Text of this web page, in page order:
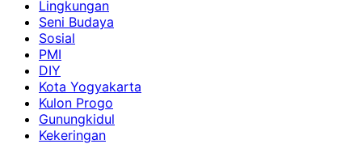
Lingkungan
Seni Budaya
Sosial
PMI
DIY
Kota Yogyakarta
Kulon Progo
Gunungkidul
Kekeringan